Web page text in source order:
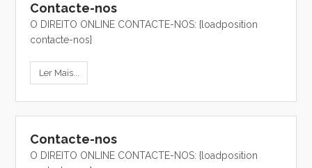
Contacte-nos
O DIREITO ONLINE CONTACTE-NOS: {loadposition
contacte-nos}
Ler Mais...
Contacte-nos
O DIREITO ONLINE CONTACTE-NOS: {loadposition